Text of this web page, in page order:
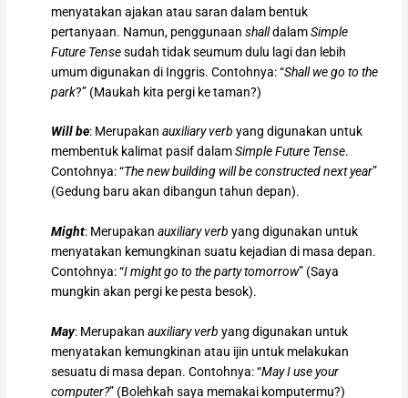
menyatakan ajakan atau saran dalam bentuk
pertanyaan. Namun, penggunaanshalldalamSimple
Future Tensesudah tidak seumum dulu lagi dan lebih
umum digunakan di Inggris. Contohnya: “Shall we go to the
park?” (Maukah kita pergi ke taman?)
Will be: Merupakanauxiliary verb yang digunakan untuk
membentuk kalimat pasif dalamSimple Future Tense.
Contohnya: “The new building will be constructed next year”
(Gedung baru akan dibangun tahun depan).
Might: Merupakanauxiliary verb yang digunakan untuk
menyatakan kemungkinan suatu kejadian di masa depan.
Contohnya: “I might go to the party tomorrow” (Saya
mungkin akan pergi ke pesta besok).
May: Merupakanauxiliary verb yang digunakan untuk
menyatakan kemungkinan atau ijin untuk melakukan
sesuatu di masa depan. Contohnya: “May I use your
computer?” (Bolehkah saya memakai komputermu?)